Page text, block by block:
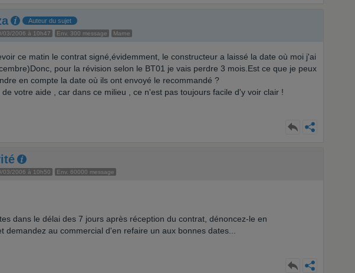
Auteur du sujet
03/2006 à 10h47 Env. 300 message Marne
ce matin le contrat signé,évidemment, le constructeur a laissé la date où moi j'ai
pour la révision selon le BT01 je vais perdre 3 mois.Est ce que je peux
en compte la date où ils ont envoyé le recommandé ?
votre aide , car dans ce milieu , ce n'est pas toujours facile d'y voir clair !
03/2006 à 10h50 Env. 60000 message
dans le délai des 7 jours après réception du contrat, dénoncez-le en
demandez au commercial d'en refaire un aux bonnes dates...